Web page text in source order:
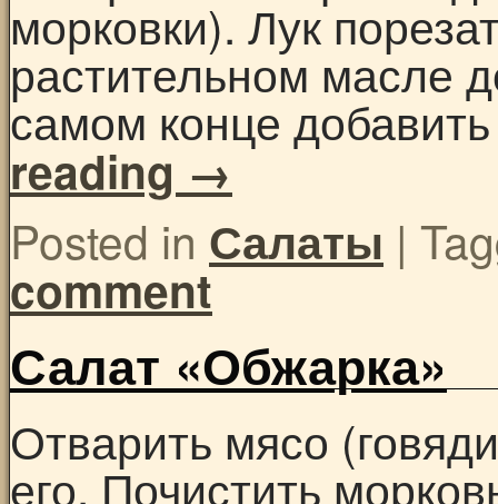
морковки). Лук
растительном масле
самом конце
reading →
Posted in Салаты |
comment
Салат «Обжарка»
Отварить мясо
его. Почистить